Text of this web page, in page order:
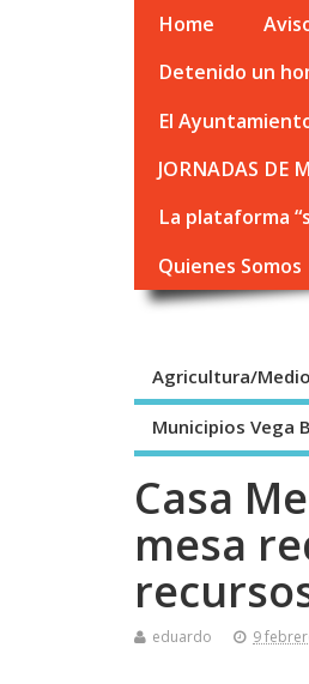
Home
Detenido un
El
JORNADAS DE
La plataforma
Quienes Somos
Agricultura/
Municipios Vega
Casa
mesa
eduardo 9